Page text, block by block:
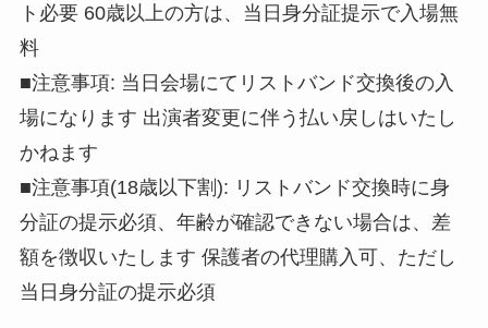
ト必要 60歳以上の方は、当日身分証提示で入場無
料
■注意事項: 当日会場にてリストバンド交換後の入
場になります 出演者変更に伴う払い戻しはいたし
かねます
■注意事項(18歳以下割): リストバンド交換時に身
分証の提示必須、年齢が確認できない場合は、差
額を徴収いたします 保護者の代理購入可、ただし
当日身分証の提示必須